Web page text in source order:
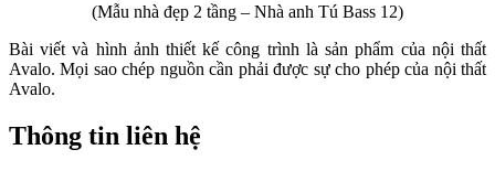
(Mẫu nhà đẹp 2 tầng – Nhà anh Tú Bass 12)
Bài viết và hình ảnh thiết kế công trình là sản phẩm của nội thất
Avalo. Mọi sao chép nguồn cần phải được sự cho phép của nội thất
Avalo.
Thông tin liên hệ